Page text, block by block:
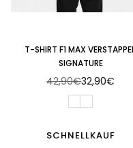
T-SHIRT F1 MAX
SIGNATURE
Normaler
42,90€32,90€
SCHNELLKAUF